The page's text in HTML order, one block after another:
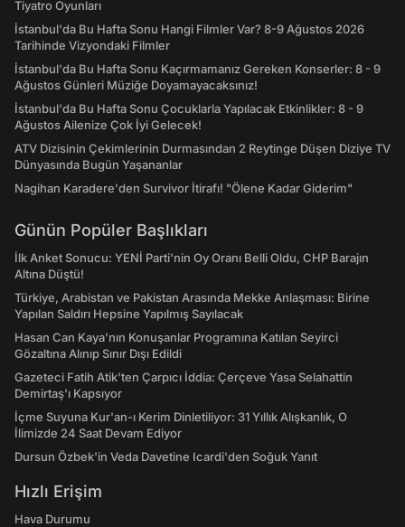
Tiyatro Oyunları
İstanbul'da Bu Hafta Sonu Hangi Filmler Var? 8-9 Ağustos 2026
Tarihinde Vizyondaki Filmler
İstanbul'da Bu Hafta Sonu Kaçırmamanız Gereken Konserler: 8 - 9
Ağustos Günleri Müziğe Doyamayacaksınız!
İstanbul'da Bu Hafta Sonu Çocuklarla Yapılacak Etkinlikler: 8 - 9
Ağustos Ailenize Çok İyi Gelecek!
ATV Dizisinin Çekimlerinin Durmasından 2 Reytinge Düşen Diziye TV
Dünyasında Bugün Yaşananlar
Nagihan Karadere'den Survivor İtirafı! "Ölene Kadar Giderim"
Günün Popüler Başlıkları
İlk Anket Sonucu: YENİ Parti'nin Oy Oranı Belli Oldu, CHP Barajın
Altına Düştü!
Türkiye, Arabistan ve Pakistan Arasında Mekke Anlaşması: Birine
Yapılan Saldırı Hepsine Yapılmış Sayılacak
Hasan Can Kaya’nın Konuşanlar Programına Katılan Seyirci
Gözaltına Alınıp Sınır Dışı Edildi
Gazeteci Fatih Atik'ten Çarpıcı İddia: Çerçeve Yasa Selahattin
Demirtaş'ı Kapsıyor
İçme Suyuna Kur'an-ı Kerim Dinletiliyor: 31 Yıllık Alışkanlık, O
İlimizde 24 Saat Devam Ediyor
Dursun Özbek'in Veda Davetine Icardi'den Soğuk Yanıt
Hızlı Erişim
Hava Durumu